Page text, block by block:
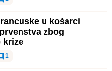
u košarci
zbog
krize
1